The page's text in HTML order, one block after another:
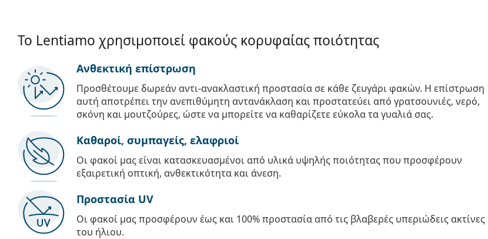
Το Lentiamo χρησιμοποιεί φακούς κορυφαίας ποιότητας
Ανθεκτική επίστρωση
Προσθέτουμε δωρεάν αντι-ανακλαστική προστασία σε κάθε ζευγάρι φακών. Η επίστρωση
αυτή αποτρέπει την ανεπιθύμητη αντανάκλαση και προστατεύει από γρατσουνιές, νερό,
σκόνη και μουτζούρες, ώστε να μπορείτε να καθαρίζετε εύκολα τα γυαλιά σας.
Καθαροί, συμπαγείς, ελαφριοί
Οι φακοί μας είναι κατασκευασμένοι από υλικά υψηλής ποιότητας που προσφέρουν
εξαιρετική οπτική, ανθεκτικότητα και άνεση.
Προστασία UV
Οι φακοί μας προσφέρουν έως και 100% προστασία από τις βλαβερές υπεριώδεις ακτίνες
του ήλιου.